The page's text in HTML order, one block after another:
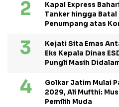
Kapal Express
Tanker hingga Batal
Penumpang atas
Kejati Sita Emas
Eks Kepala Dinas
Pungli Masih
Golkar Jatim Mulai
2029, Ali Mufthi:
Pemilih Muda